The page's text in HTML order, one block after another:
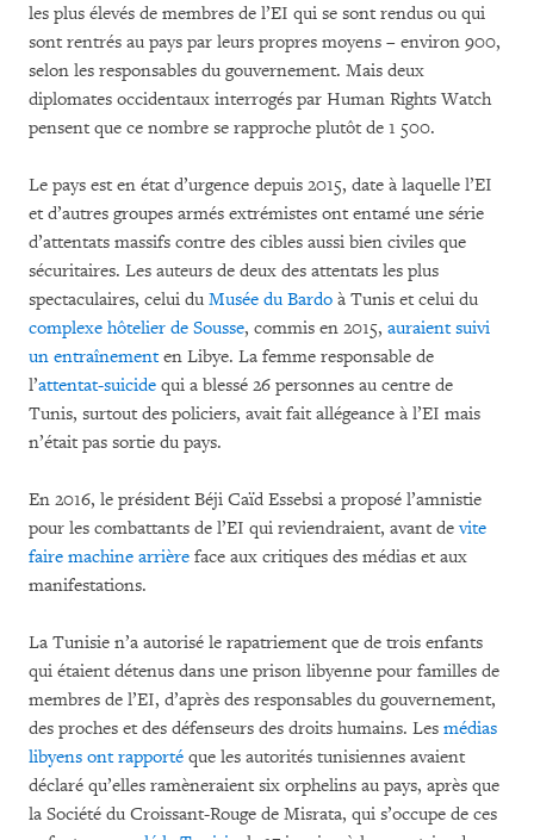
les plus élevés de membres de l’EI qui se sont rendus ou qui
sont rentrés au pays par leurs propres moyens – environ 900,
selon les responsables du gouvernement. Mais deux
diplomates occidentaux interrogés par Human Rights Watch
pensent que ce nombre se rapproche plutôt de 1 500.
Le pays est en état d’urgence depuis 2015, date à laquelle l’EI
et d’autres groupes armés extrémistes ont entamé une série
d’attentats massifs contre des cibles aussi bien civiles que
sécuritaires. Les auteurs de deux des attentats les plus
spectaculaires, celui du Musée du Bardo à Tunis et celui du
complexe hôtelier de Sousse, commis en 2015, auraient suivi
un entraînementen Libye. La femme responsable de
l’attentat-suicide qui a blessé 26 personnes au centre de
Tunis, surtout des policiers, avait fait allégeance à l’EI mais
n’était pas sortie du pays.
En 2016, le président Béji Caïd Essebsi a proposé l’amnistie
pour les combattants de l’EI qui reviendraient, avant devite
faire machine arrière face aux critiques des médias et aux
manifestations.
La Tunisie n’a autorisé le rapatriement que de trois enfants
qui étaient détenus dans une prison libyenne pour familles de
membres de l’EI, d’après des responsables du gouvernement,
des proches et des défenseurs des droits humains. Les médias
libyens ont rapporté que les autorités tunisiennes avaient
déclaré qu’elles ramèneraient six orphelins au pays, après que
la Société du Croissant-Rouge de Misrata, qui s’occupe de ces